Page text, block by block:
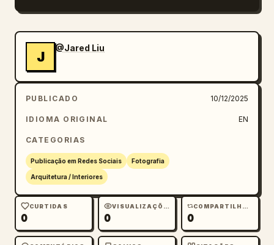
J
@Jared Liu
PUBLICADO 10/12/2025
IDIOMA ORIGINAL EN
CATEGORIAS
Publicação em Redes Sociais Fotografia
Arquitetura / Interiores
CURTIDAS
0
VISUALIZAÇÕES
0
COMPARTILHAMENTOS
0